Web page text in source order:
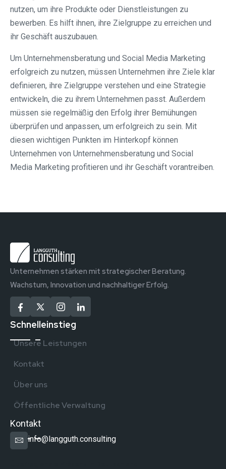
nutzen, um ihre Produkte oder Dienstleistungen zu
bewerben. Es hilft ihnen, ihre Zielgruppe zu erreichen und
ihr Geschäft auszubauen.
Um Unternehmensberatung und Social Media Marketing
erfolgreich zu nutzen, müssen Unternehmen ihre Ziele klar
definieren, ihre Zielgruppe verstehen und eine Strategie
entwickeln, die zu ihrem Unternehmen passt. Außerdem
müssen sie regelmäßig den Erfolg ihrer Bemühungen
überprüfen und anpassen, um erfolgreich zu sein. Mit
diesen wichtigen Punkten im Hinterkopf können
Unternehmen von Unternehmensberatung und Social
Media Marketing profitieren und ihr Geschäft vorantreiben.
Unternehmen stärken mit strategischer Beratung.
Wachstum, Innovation und nachhaltiger Erfolg.
Schnelleinstieg
Unsere Leistungen
Kontakt
Über uns
Öffentliche Verwaltung
Kontakt
info@langguth.consulting